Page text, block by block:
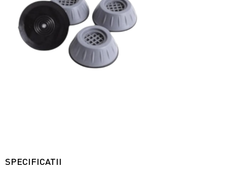
SPECIFICATII